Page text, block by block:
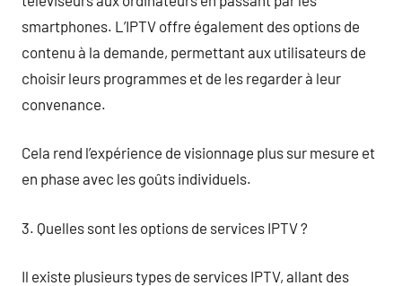
smartphones. L’IPTV offre également des options de
contenu à la demande, permettant aux utilisateurs de
choisir leurs programmes et de les regarder à leur
convenance.
Cela rend l’expérience de visionnage plus sur mesure et
en phase avec les goûts individuels.
3. Quelles sont les options de services IPTV ?
Il existe plusieurs types de services IPTV, allant des